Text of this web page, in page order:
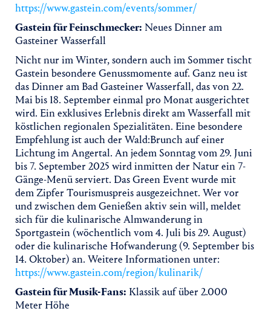
https://www.gastein.com/events/sommer/
Gastein für Feinschmecker: Neues Dinner am
Gasteiner Wasserfall
Nicht nur im Winter, sondern auch im Sommer tischt
Gastein besondere Genussmomente auf. Ganz neu ist
das Dinner am Bad Gasteiner Wasserfall, das von 22.
Mai bis 18. September einmal pro Monat ausgerichtet
wird. Ein exklusives Erlebnis direkt am Wasserfall mit
köstlichen regionalen Spezialitäten. Eine besondere
Empfehlung ist auch der Wald:Brunch auf einer
Lichtung im Angertal. An jedem Sonntag vom 29. Juni
bis 7. September 2025 wird inmitten der Natur ein 7-
Gänge-Menü serviert. Das Green Event wurde mit
dem Zipfer Tourismuspreis ausgezeichnet. Wer vor
und zwischen dem Genießen aktiv sein will, meldet
sich für die kulinarische Almwanderung in
Sportgastein (wöchentlich vom 4. Juli bis 29. August)
oder die kulinarische Hofwanderung (9. September bis
14. Oktober) an. Weitere Informationen unter:
https://www.gastein.com/region/kulinarik/
Gastein für Musik-Fans: Klassik auf über 2.000
Meter Höhe